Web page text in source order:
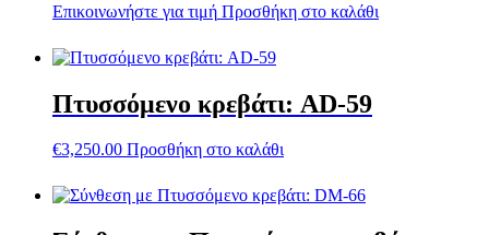
Επικοινωνήστε για τιμή Προσθήκη στο καλάθι
Πτυσσόμενο κρεβάτι: AD-59
€3,250.00 Προσθήκη στο καλάθι